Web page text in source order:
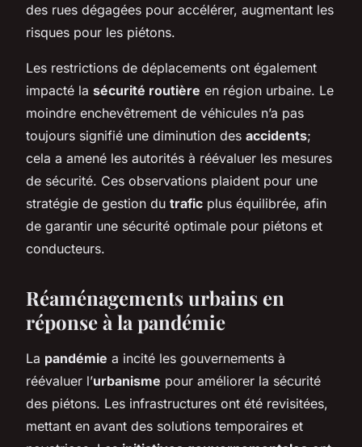
des rues dégagées pour accélérer, augmentant les
risques pour les piétons.
Les restrictions de déplacements ont également
impacté la sécurité routière en région urbaine. Le
moindre enchevêtrement de véhicules n’a pas
toujours signifié une diminution des accidents;
cela a amené les autorités à réévaluer les mesures
de sécurité. Ces observations plaident pour une
stratégie de gestion du trafic plus équilibrée, afin
de garantir une sécurité optimale pour piétons et
conducteurs.
Réaménagements urbains en
réponse à la pandémie
La pandémie a incité les gouvernements à
réévaluer l’urbanisme pour améliorer la sécurité
des piétons. Les infrastructures ont été revisitées,
mettant en avant des solutions temporaires et